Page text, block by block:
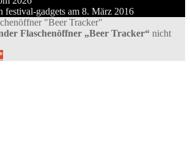
festival-gadgets am 8. März 2016
Flaschenöffner „Beer Tracker“ nicht